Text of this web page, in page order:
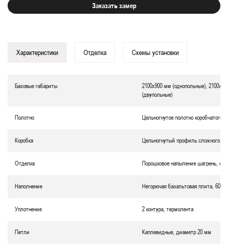
Заказать замер
Характеристики Отделка Схемы установки
Базовые габариты
2100х900 мм (однопольные),
(двупольные)
Полотно Цельногнутое полотно коробчатого
Коробка Цельногнутый профиль сложного
Отделка Порошковое напыление шагрень,
Наполнение Негорючая базальтовая плита, 60
Уплотнение 2 контура, термолента
Петли Каплевидные, диаметр 20 мм